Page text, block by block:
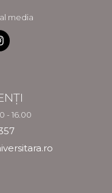
media
- 16.00